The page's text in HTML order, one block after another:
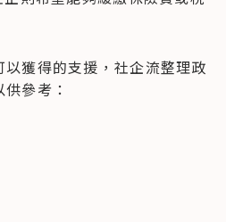
獲得的支援，社企流整理政
參考：